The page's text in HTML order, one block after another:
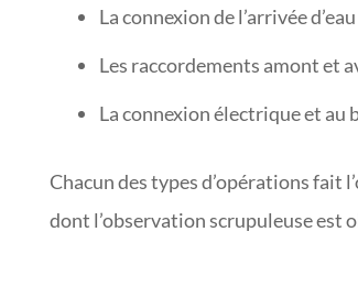
La connexion de l’arrivée
Les raccordements amont et
La connexion électrique et au
Chacun des types d’opérations fait
dont l’observation scrupuleuse est